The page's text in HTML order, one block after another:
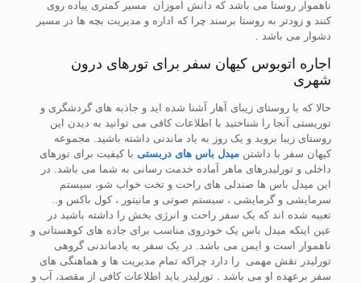
ناهموار روستا می باشد که دانش آموزان مسیر کمتری پیاده روی
کنند و زودتر به روستا برسند چرا که اداره و مدیریت بچه ها در مسیر
دشوار می باشد .
اجاره اتوبوس کیهان سفر برای تورهای درون
شهری
حالا که با روستای زیبای آهار آشنا شده اید و جاذبه های گردشگری و
توریستی آنجا را شناختید با اطلاعات کافی می توانید به دیدن این
روستای زیبا بروید و یک روز به یاد ماندنی داشته باشید. مجموعه
کیهان سفر با داشتن میدل باس های دربستیبا کیفیت برای تورهای
داخلی و تورلیدرهای ماهر آماده خدمت رسانی به شما می باشد. در
این میدل باس ها صندلی های راحت و تخت خواب شو، سیستم
سرمایشی و گرمایشی ، سیستم صوتی و مانیتور ، کول باکس و..
تعبیه شده اند که یک سفر راحت و انرژی بخش را داشته باشید در
عین اینکه میدل باس یک خودروی مناسب برای جاده های کوهستانی و
ناهموار است و ایمن می باشد. در یک سفر به یادماندنی گروهی
تورلیدر نقش مهمی را دارد چراکه تمام مدیریت ها و هماهنگی های
سفر برعهده او می باشد . تورلیدر باید اطلاعات کافی از مقصد، آب و